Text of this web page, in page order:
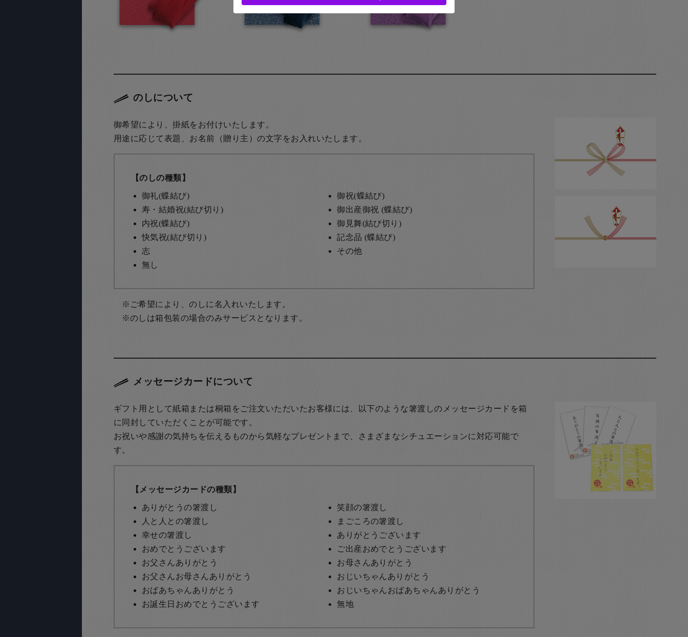
のしについて
御希望により、掛紙をお付けいたします。
用途に応じて表題、お名前（贈り主）の文字をお入れいたします。
【のしの種類】
御礼(蝶結び)
御祝(蝶結び)
寿・結婚祝(結び切り)
御出産御祝 (蝶結び)
内祝(蝶結び)
御見舞(結び切り)
快気祝(結び切り)
記念品 (蝶結び)
志
その他
無し
ご希望により、のしに名入れいたします。
のしは箱包装の場合のみサービスとなります。
メッセージカードについて
ギフト用として紙箱または桐箱をご注文いただいたお客様には、以下のような箸渡しのメッセージカードを箱
に同封していただくことが可能です。
お祝いや感謝の気持ちを伝えるものから気軽なプレゼントまで、さまざまなシチュエーションに対応可能で
す。
【メッセージカードの種類】
ありがとうの箸渡し
笑顔の箸渡し
人と人との箸渡し
まごころの箸渡し
幸せの箸渡し
ありがとうございます
おめでとうございます
ご出産おめでとうございます
お父さんありがとう
お母さんありがとう
お父さんお母さんありがとう
おじいちゃんありがとう
おばあちゃんありがとう
おじいちゃんおばあちゃんありがとう
お誕生日おめでとうございます
無地